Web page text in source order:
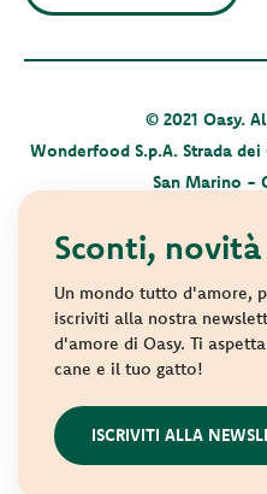
Sconti,
Un mondo tutto d'amore,
iscriviti alla nostra
d'amore di Oasy. Ti
cane e il tuo gatto!
ISCRIVITI ALLA
© 2021 Oasy.
Wonderfood S.p.A. Strada
San Marino -